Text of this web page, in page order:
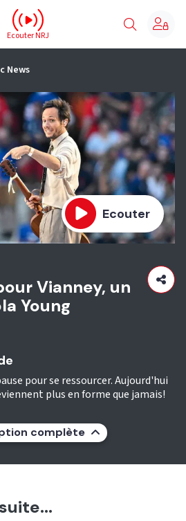
Ecouter NRJ
News
Ecouter
Vianney, un
Young
pour se ressourcer. Aujourd'hui
plus en forme que jamais!
complète